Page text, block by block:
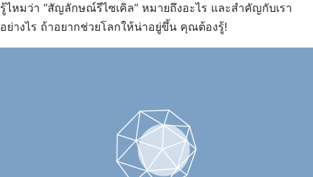
รู้ไหมว่า “สัญลักษณ์รีไซเคิล” หมายถึงอะไร และสำคัญกับเรา
อย่างไร ถ้าอยากช่วยโลกให้น่าอยู่ขึ้น คุณต้องรู้!